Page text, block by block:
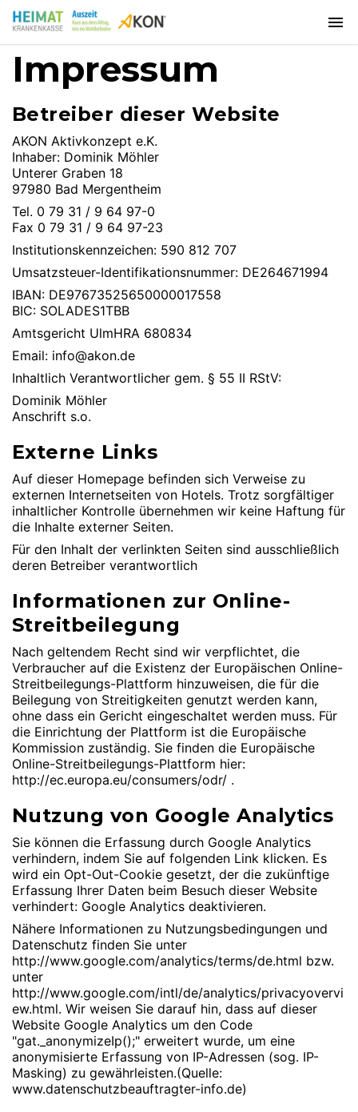
Impressum
Betreiber dieser Website
AKON Aktivkonzept e.K.
Inhaber: Dominik Möhler
Unterer Graben 18
97980 Bad Mergentheim
Tel. 0 79 31 / 9 64 97-0
Fax 0 79 31 / 9 64 97-23
Institutionskennzeichen: 590 812 707
Umsatzsteuer-Identifikationsnummer: DE264671994
IBAN: DE97673525650000017558
BIC: SOLADES1TBB
Amtsgericht UlmHRA 680834
Email: info@akon.de
Inhaltlich Verantwortlicher gem. § 55 II RStV:
Dominik Möhler
Anschrift s.o.
Externe Links
Auf dieser Homepage befinden sich Verweise zu
externen Internetseiten von Hotels. Trotz sorgfältiger
inhaltlicher Kontrolle übernehmen wir keine Haftung für
die Inhalte externer Seiten.
Für den Inhalt der verlinkten Seiten sind ausschließlich
deren Betreiber verantwortlich
Informationen zur Online-
Streitbeilegung
Nach geltendem Recht sind wir verpflichtet, die
Verbraucher auf die Existenz der Europäischen Online-
Streitbeilegungs-Plattform hinzuweisen, die für die
Beilegung von Streitigkeiten genutzt werden kann,
ohne dass ein Gericht eingeschaltet werden muss. Für
die Einrichtung der Plattform ist die Europäische
Kommission zuständig. Sie finden die Europäische
Online-Streitbeilegungs-Plattform hier:
http://ec.europa.eu/consumers/odr/ .
Nutzung von Google Analytics
Sie können die Erfassung durch Google Analytics
verhindern, indem Sie auf folgenden Link klicken. Es
wird ein Opt-Out-Cookie gesetzt, der die zukünftige
Erfassung Ihrer Daten beim Besuch dieser Website
verhindert: Google Analytics deaktivieren.
Nähere Informationen zu Nutzungsbedingungen und
Datenschutz finden Sie unter
http://www.google.com/analytics/terms/de.html bzw.
unter
http://www.google.com/intl/de/analytics/privacyovervi
ew.html. Wir weisen Sie darauf hin, dass auf dieser
Website Google Analytics um den Code
"gat._anonymizeIp();" erweitert wurde, um eine
anonymisierte Erfassung von IP-Adressen (sog. IP-
Masking) zu gewährleisten.(Quelle:
www.datenschutzbeauftragter-info.de)